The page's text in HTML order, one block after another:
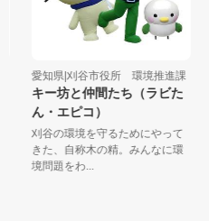
愛知県|刈谷市役所 環境推進課
キー坊と仲間たち（ラビた
ん・エピコ）
刈谷の環境を守るためにやって
きた、自称木の精。みんなに環
境問題をわ...